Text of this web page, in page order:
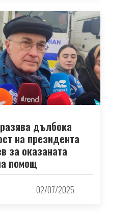
дълбока
на президента
за оказаната
помощ
02/07/2025